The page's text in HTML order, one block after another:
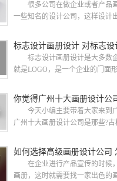
很多公司在做企业或者产品
一些知名的设计公司，这样设计
就给大家说说广州画册设计找
册设计哪家公司好？本地人都会
计 广州古柏品牌设计有限公司
国网络应用的现状和趋势有很深
标志设计画册设计 对标志设
标志设计画册设计是大多数
就是LOGO，是一个企业的门面
设计画册设计两个都是不能缺少
计 简练、概括、完美!即要成
的替代方案的程度是我们的目标
用目的、适用范畴并深刻...
今天小编主要带着大家来到
广州十大画册设计公司是那些?
计经验,服务过3000多家的广州集
册设计/印刷公司。相信不少喜欢
今天的内容感兴趣吧! 一、
在企业进行产品宣传的时候
画册，这时就需要找一家出色的